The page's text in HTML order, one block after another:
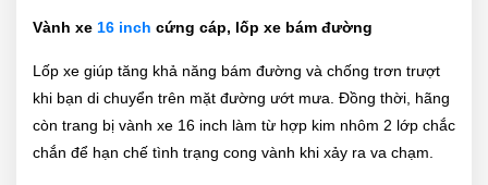
Vành xe 16 inch cứng cáp, lốp xe bám đường
Lốp xe giúp tăng khả năng bám đường và chống trơn trượt
khi bạn di chuyển trên mặt đường ướt mưa. Đồng thời, hãng
còn trang bị vành xe 16 inch làm từ hợp kim nhôm 2 lớp chắc
chắn để hạn chế tình trạng cong vành khi xảy ra va chạm.